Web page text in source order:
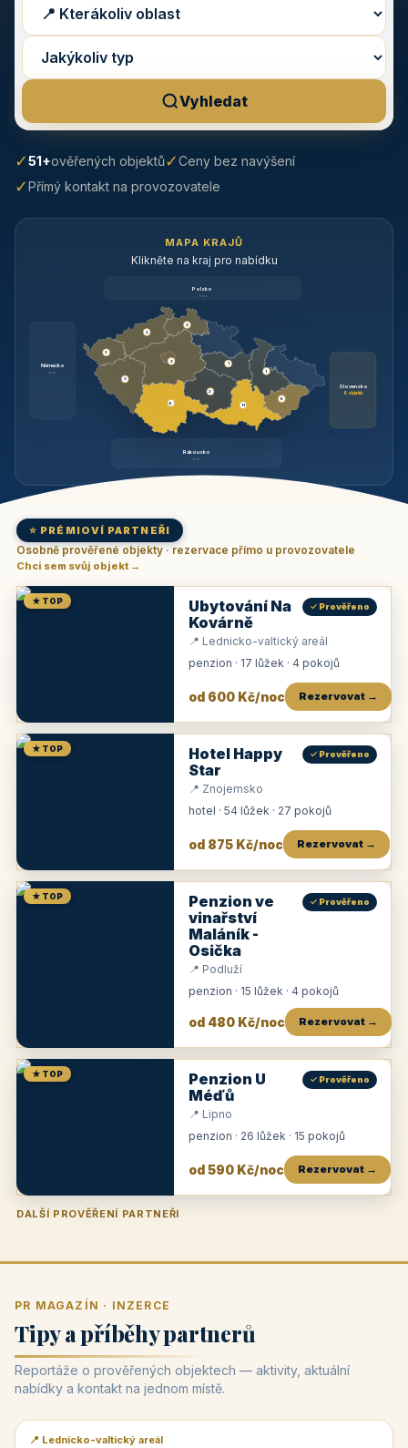
Vyhledat
✓51+ověřených objektů✓Ceny bez navýšení
✓Přímý kontakt na provozovatele
MAPA KRAJŮ
Klikněte na kraj pro nabídku
Polsko
brzy
Německo
brzy
Slovensko
6 objektů
Rakousko
brzy
3
9
3
3
3
3
1
2
11
1
6
⭐ PRÉMIOVÍ PARTNEŘI
Osobně prověřené objekty · rezervace přímo u provozovatele
Chci sem svůj objekt →
★ TOP
Ubytování Na
Kovárně
✓ Prověřeno
📍 Lednicko-valtický areál
penzion · 17 lůžek · 4 pokojů
od 600 Kč/noc Rezervovat →
★ TOP
Hotel Happy
Star
✓ Prověřeno
📍 Znojemsko
hotel · 54 lůžek · 27 pokojů
od 875 Kč/noc Rezervovat →
★ TOP
Penzion ve
vinařství
Maláník -
Osička
✓ Prověřeno
📍 Podluží
penzion · 15 lůžek · 4 pokojů
od 480 Kč/noc Rezervovat →
★ TOP
Penzion U
Méďů
✓ Prověřeno
📍 Lipno
penzion · 26 lůžek · 15 pokojů
od 590 Kč/noc Rezervovat →
DALŠÍ PROVĚŘENÍ PARTNEŘI
Penzion U Zámku Pension Faber
PR MAGAZÍN · INZERCE
Tipy a příběhy partnerů
Reportáže o prověřených objektech — aktivity, aktuální
nabídky a kontakt na jednom místě.
📰 PR článek
📍 Lednicko-valtický areál